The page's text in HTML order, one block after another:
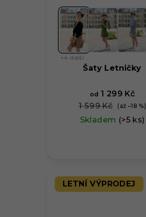
+4 další
Šaty Letničky
od 1 299 Kč
1 599 Kč
(až –18 %)
Skladem (>5 ks)
LETNÍ VÝPRODEJ